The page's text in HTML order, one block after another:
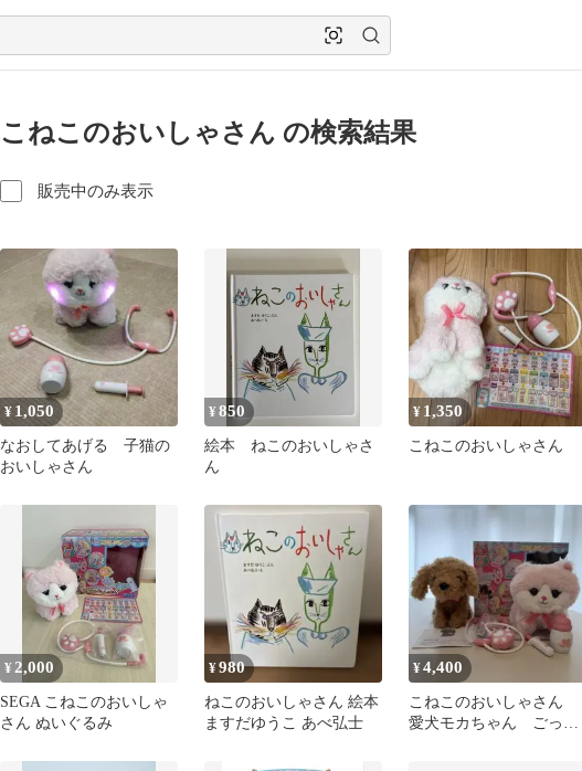
こねこのおいしゃさん の検索結果
販売中のみ表示
¥ 1,050
なおしてあげる 子猫の
おいしゃさん
¥850
絵本 ねこのおいしゃさ
ん
¥ 1,350
こねこのおいしゃさん
¥ 2,000
SEGA こねこのおいしゃ
さん ぬいぐるみ
¥980
ねこのおいしゃさん 絵本
ますだゆうこ あべ弘士
¥4,400
こねこのおいしゃさん
愛犬モカちゃん ごっこ